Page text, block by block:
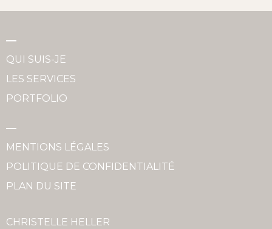
QUI SUIS-JE
LES SERVICES
PORTFOLIO
MENTIONS LÉGALES
POLITIQUE DE CONFIDENTIALITÉ
PLAN DU SITE
CHRISTELLE HELLER